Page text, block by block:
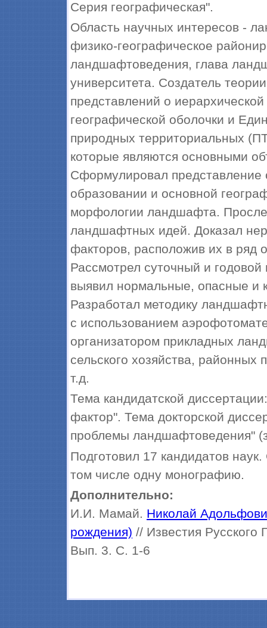
Серия географическая".
Область научных интересов -
физико-географическое
ландшафтоведения, глава
университета. Создатель
представлений о
географической оболочки и
природных территориальных
которые являются основными
Сформулировал
образовании и основной
морфологии ландшафта.
ландшафтных идей. Доказал
факторов, расположив их в ряд
Рассмотрел суточный и
выявил нормальные, опасные и
Разработал методику
с использованием
организатором прикладных
сельского хозяйства, районных
т.д.
Тема кандидатской
фактор". Тема докторской
проблемы ландшафтоведения"
Подготовил 17 кандидатов
том числе одну монографию.
Дополнительно:
И.И. Мамай. Николай
рождения) // Известия Русского
Вып. 3. С. 1-6